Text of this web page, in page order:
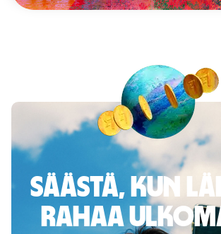
Säästä, kun
rahaa